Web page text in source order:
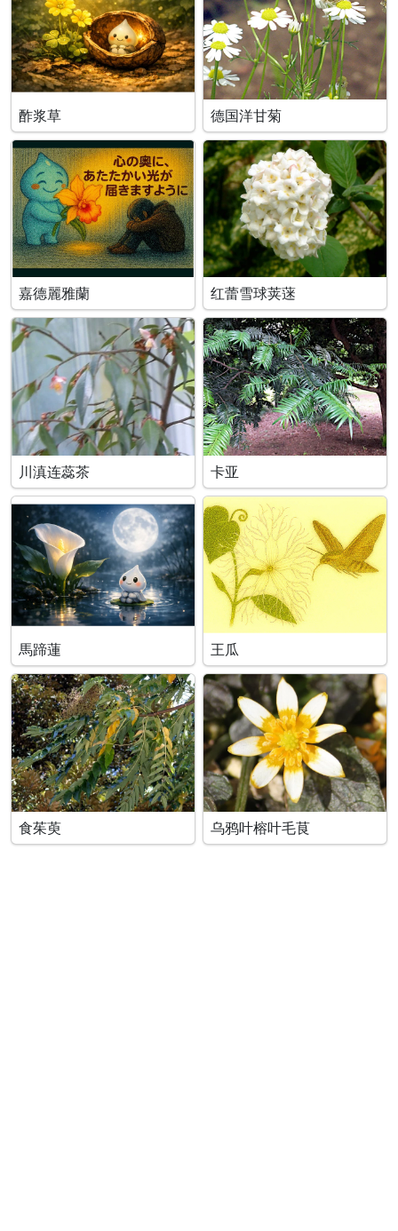
酢浆草 德国洋甘菊
嘉德麗雅蘭 红蕾雪球荚蒾
川滇连蕊茶 卡亚
馬蹄蓮 王瓜
食茱萸 乌鸦叶榕叶毛茛